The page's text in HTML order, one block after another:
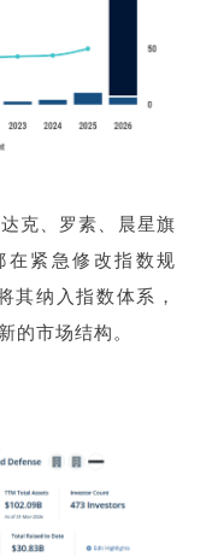
克、罗素、
晨星旗
紧急修改指数规
其纳入指数体系，
的市场结构。